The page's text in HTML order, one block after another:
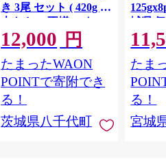
き 3尾 セット ( 420g )
大きさ の不揃い タ
レ・山椒付き ウナギ
鰻 ふぞろい 不揃い う
な重 ひつまぶし 人気
茨城 八千代町 ふるさ
と納税 冷凍 [SF951ya]
12,000 円
たまったWAON
POINTで寄附でき
る！
茨城県八千代町
城県
お刺し
生 生
鮭 銀
介
たま
る！
宮城